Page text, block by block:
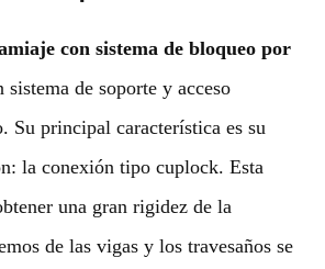
con sistema de bloqueo por
sistema de soporte y acceso
Su principal característica es su
la conexión tipo cuplock. Esta
una gran rigidez de la
de las vigas y los travesaños se